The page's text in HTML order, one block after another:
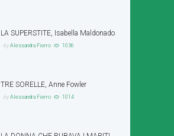
LA SUPERSTITE, Isabella Maldonado
byAlessandra Fierro 1036
TRE SORELLE, Anne Fowler
byAlessandra Fierro 1014